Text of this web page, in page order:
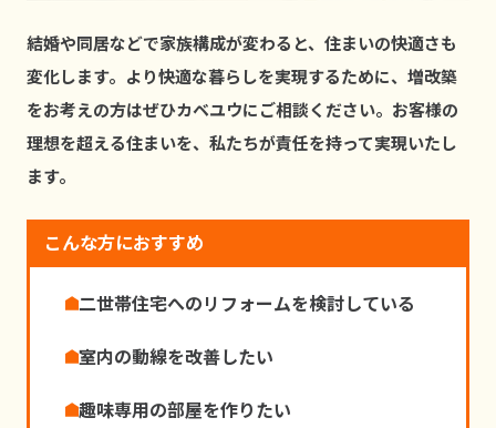
結婚や同居などで家族構成が変わると、住まいの快適さも
変化します。より快適な暮らしを実現するために、増改築
をお考えの⽅はぜひカベユウにご相談ください。お客様の
理想を超える住まいを、私たちが責任を持って実現いたし
ます。
こんな方におすすめ
⼆世帯住宅へのリフォームを検討している
室内の動線を改善したい
趣味専⽤の部屋を作りたい